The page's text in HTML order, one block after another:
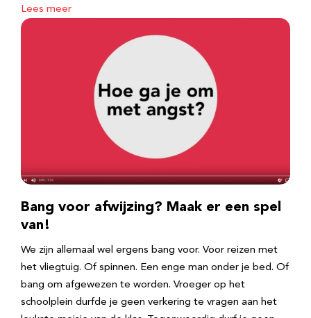
Lees meer
Bang voor afwijzing? Maak er een spel
van!
We zijn allemaal wel ergens bang voor. Voor reizen met
het vliegtuig. Of spinnen. Een enge man onder je bed. Of
bang om afgewezen te worden. Vroeger op het
schoolplein durfde je geen verkering te vragen aan het